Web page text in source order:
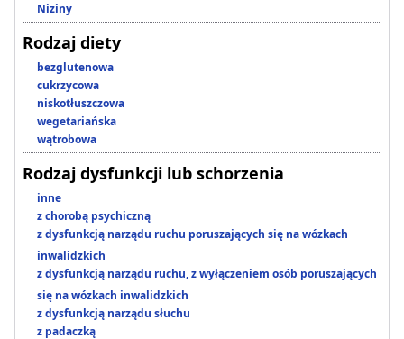
Niziny
Rodzaj diety
bezglutenowa
cukrzycowa
niskotłuszczowa
wegetariańska
wątrobowa
Rodzaj dysfunkcji lub schorzenia
inne
z chorobą psychiczną
z dysfunkcją narządu ruchu poruszających się na wózkach
inwalidzkich
z dysfunkcją narządu ruchu, z wyłączeniem osób poruszających
się na wózkach inwalidzkich
z dysfunkcją narządu słuchu
z padaczką